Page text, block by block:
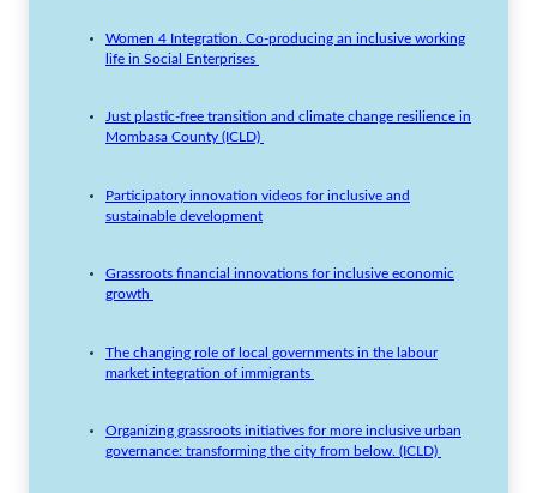
Women 4 Integration. Co-producing an inclusive working
life in Social Enterprises
Just plastic-free transition and climate change resilience in
Mombasa County (ICLD)
Participatory innovation videos for inclusive and
sustainable development
Grassroots financial innovations for inclusive economic
growth
The changing role of local governments in the labour
market integration of immigrants
Organizing grassroots initiatives for more inclusive urban
governance: transforming the city from below. (ICLD)